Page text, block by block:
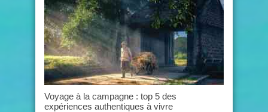
Voyage à la campagne : top 5 des
expériences authentiques à vivre